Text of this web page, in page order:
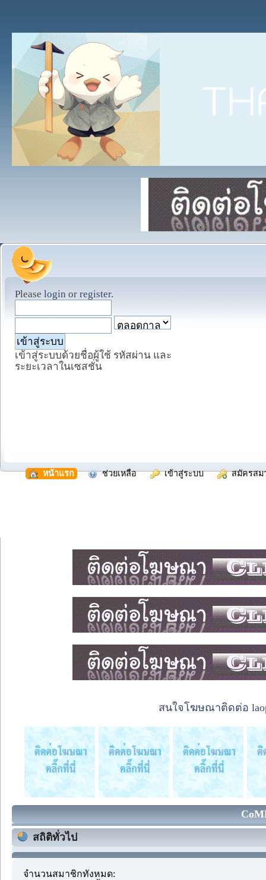
Please login or register.
เข้าสู่ระบบด้วยชื่อผู้ใช้ รหัสผ่าน และ
ระยะเวลาในเซสชั่น
หน้าแรก ช่วยเหลือ เข้าสู่ระบบ สมัครสม
สนใจโฆษณาติดต่อ
สถิติทั่วไป
จำนวนสมาชิกทั้งหมด: